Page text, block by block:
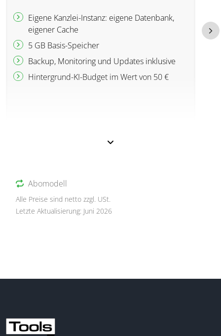
Eigene Kanzlei-Instanz: eigene Datenbank,
eigener Cache
5 GB Basis-Speicher
Backup, Monitoring und Updates inklusive
Hintergrund-KI-Budget im Wert von 50 €
Abomodell
Alle Preise sind netto zzgl. USt.
Letzte Aktualisierung: Juni 2026